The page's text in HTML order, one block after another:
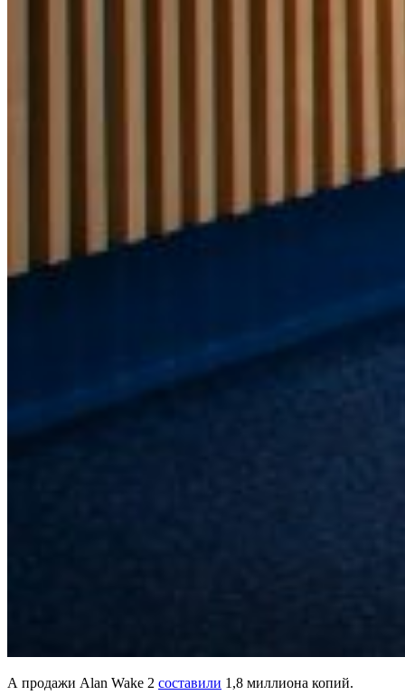
А продажи Alan Wake 2 составили 1,8 миллиона копий.